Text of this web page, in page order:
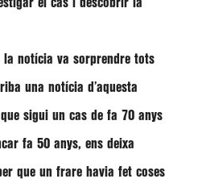
el cas i descobrir la
notícia va sorprendre tots
una notícia d’aquesta
sigui un cas de fa 70 anys
fa 50 anys, ens deixa
que un frare havia fet coses